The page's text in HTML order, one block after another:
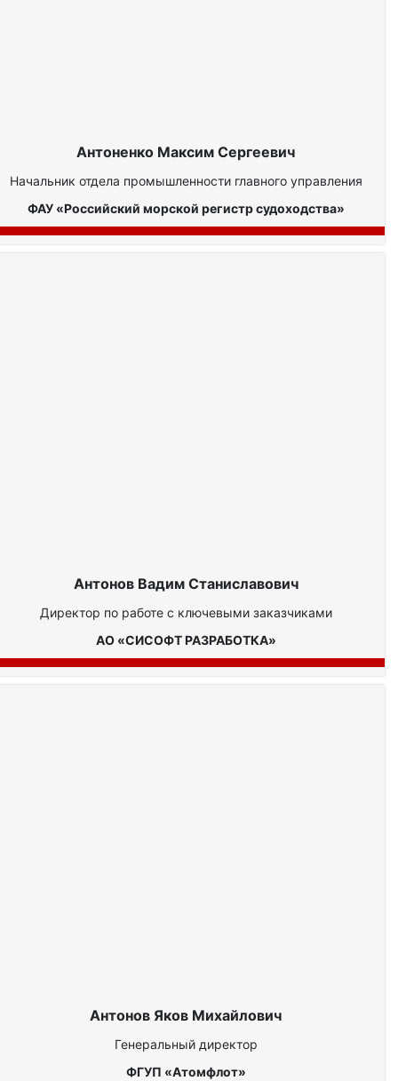
Антоненко Максим Сергеевич
Начальник отдела промышленности главного управления
ФАУ «Российский морской регистр судоходства»
Антонов Вадим Станиславович
Директор по работе с ключевыми заказчиками
АО «СИСОФТ РАЗРАБОТКА»
Антонов Яков Михайлович
Генеральный директор
ФГУП «Атомфлот»